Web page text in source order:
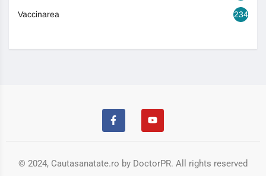
Vaccinarea 234
© 2024, Cautasanatate.ro by DoctorPR. All rights reserved